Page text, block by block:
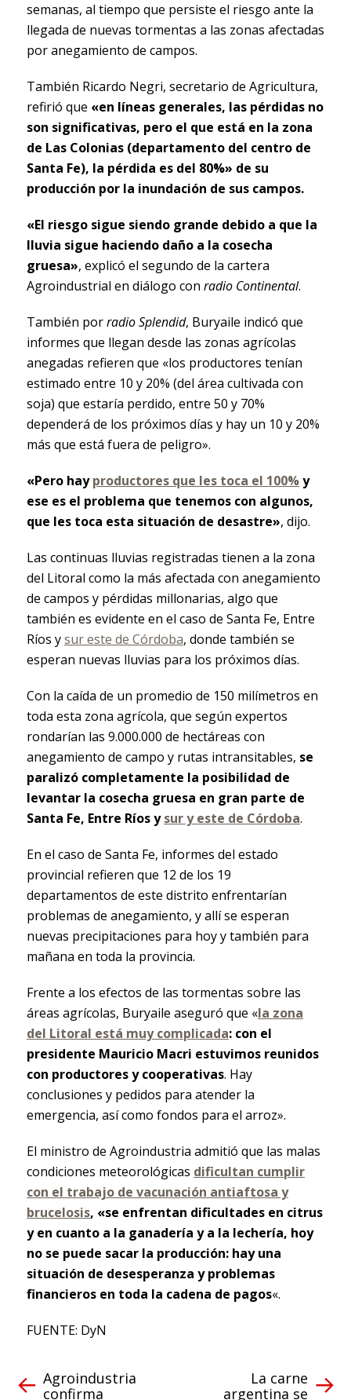
semanas, al tiempo que persiste el riesgo ante la
llegada de nuevas tormentas a las zonas afectadas
por anegamiento de campos.
También Ricardo Negri, secretario de Agricultura,
refirió que «en líneas generales, las pérdidas no
son significativas, pero el que está en la zona
de Las Colonias (departamento del centro de
Santa Fe), la pérdida es del 80%» de su
producción por la inundación de sus campos.
«El riesgo sigue siendo grande debido a que la
lluvia sigue haciendo daño a la cosecha
gruesa», explicó el segundo de la cartera
Agroindustrial en diálogo con radio Continental.
También porradio Splendid, Buryaile indicó que
informes que llegan desde las zonas agrícolas
anegadas refieren que «los productores tenían
estimado entre 10 y 20% (del área cultivada con
soja) que estaría perdido, entre 50 y 70%
dependerá de los próximos días y hay un 10 y 20%
más que está fuera de peligro».
«Pero hayproductores que les toca el 100%y
ese es el problema que tenemos con algunos,
que les toca esta situación de desastre», dijo.
Las continuas lluvias registradas tienen a la zona
del Litoral como la más afectada con anegamiento
de campos y pérdidas millonarias, algo que
también es evidente en el caso de Santa Fe, Entre
Ríos ysur este de Córdoba, donde también se
esperan nuevas lluvias para los próximos días.
Con la caída de un promedio de 150 milímetros en
toda esta zona agrícola, que según expertos
rondarían las 9.000.000 de hectáreas con
anegamiento de campo y rutas intransitables, se
paralizó completamente la posibilidad de
levantar la cosecha gruesa en gran parte de
Santa Fe, Entre Ríos ysur y este de Córdoba.
En el caso de Santa Fe, informes del estado
provincial refieren que 12 de los 19
departamentos de este distrito enfrentarían
problemas de anegamiento, y allí se esperan
nuevas precipitaciones para hoy y también para
mañana en toda la provincia.
Frente a los efectos de las tormentas sobre las
áreas agrícolas, Buryaile aseguró que «la zona
del Litoral está muy complicada: con el
presidente Mauricio Macri estuvimos reunidos
con productores y cooperativas. Hay
conclusiones y pedidos para atender la
emergencia, así como fondos para el arroz».
El ministro de Agroindustria admitió que las malas
condiciones meteorológicas dificultan cumplir
con el trabajo de vacunación antiaftosa y
brucelosis, «se enfrentan dificultades en citrus
y en cuanto a la ganadería y a la lechería, hoy
no se puede sacar la producción: hay una
situación de desesperanza y problemas
financieros en toda la cadena de pagos«.
FUENTE: DyN
Agroindustria
confirma
La carne
argentina se